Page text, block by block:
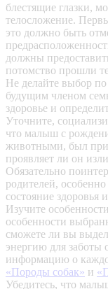
блестящие глазки,
телосложение.
это должно быть
должны
потомство прошли
Не делайте выбор
будущим членом
здоровье и
Уточните,
что малыш с
животными, был
проявляет ли он
Обязательно
родителей,
состояние здоровья
Изучите
особенности
сможете ли вы
энергию для
информацию о
«Породы собак» и
Убедитесь, что